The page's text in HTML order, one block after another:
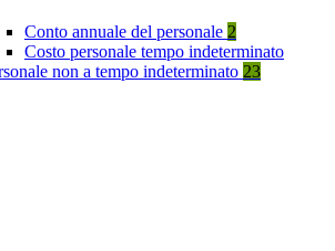
Conto annuale del personale 2
Costo personale tempo indeterminato
non a tempo indeterminato 23